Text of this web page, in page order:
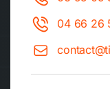
04 66 26